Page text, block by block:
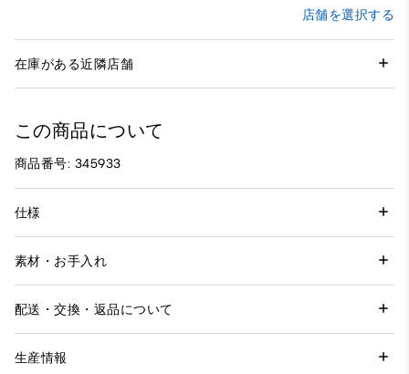
店舗を選択する
在庫がある近隣店舗
この商品について
商品番号: 345933
仕様
素材・お手入れ
配送・交換・返品について
生産情報